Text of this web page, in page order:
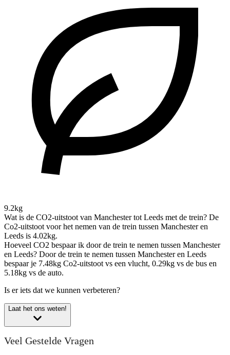
9.2kg
Wat is de CO2-uitstoot van Manchester tot Leeds met de trein? De
Co2-uitstoot voor het nemen van de trein tussen Manchester en
Leeds is 4.02kg.
Hoeveel CO2 bespaar ik door de trein te nemen tussen Manchester
en Leeds? Door de trein te nemen tussen Manchester en Leeds
bespaar je 7.48kg Co2-uitstoot vs een vlucht, 0.29kg vs de bus en
5.18kg vs de auto.
Is er iets dat we kunnen verbeteren?
Laat het ons weten!
Veel Gestelde Vragen